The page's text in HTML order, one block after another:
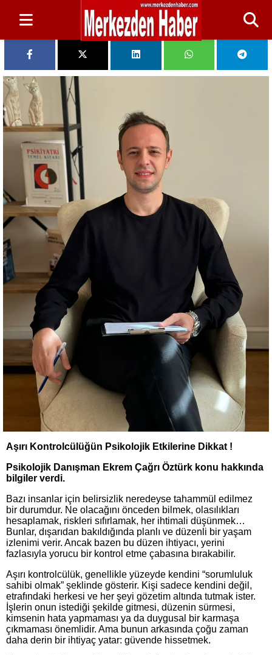
Aşırı Kontrolcülüğün Psikolojik Etkilerine Dikkat !
Psikolojik Danışman Ekrem Çağrı Öztürk konu hakkında
bilgiler verdi.
Bazı insanlar için belirsizlik neredeyse tahammül edilmez
bir durumdur. Ne olacağını önceden bilmek, olasılıkları
hesaplamak, riskleri sıfırlamak, her ihtimali düşünmek…
Bunlar, dışarıdan bakıldığında planlı ve düzenli bir yaşam
izlenimi verir. Ancak bazen bu düzen ihtiyacı, yerini
fazlasıyla yorucu bir kontrol etme çabasına bırakabilir.
Aşırı kontrolcülük, genellikle yüzeyde kendini “sorumluluk
sahibi olmak” şeklinde gösterir. Kişi sadece kendini değil,
etrafındaki herkesi ve her şeyi gözetim altında tutmak ister.
İşlerin onun istediği şekilde gitmesi, düzenin sürmesi,
kimsenin hata yapmaması ya da duygusal bir karmaşa
çıkmaması önemlidir. Ama bunun arkasında çoğu zaman
daha derin bir ihtiyaç yatar: güvende hissetmek.